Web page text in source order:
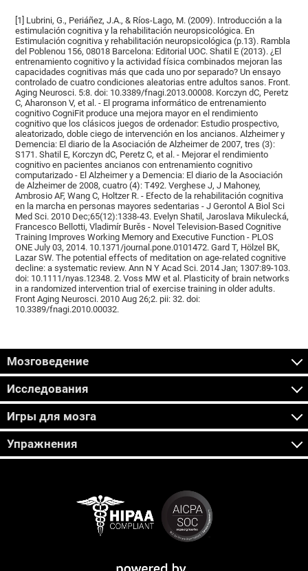
[1] Lubrini, G., Periáñez, J.A., & Ríos-Lago, M. (2009). Introducción a la
estimulación cognitiva y la rehabilitación neuropsicológica. En
Estimulación cognitiva y rehabilitación neuropsicológica (p.13). Rambla
del Poblenou 156, 08018 Barcelona: Editorial UOC. Shatil E (2013). ¿El
entrenamiento cognitivo y la actividad física combinados mejoran las
capacidades cognitivas más que cada uno por separado? Un ensayo
controlado de cuatro condiciones aleatorias entre adultos sanos. Front.
Aging Neurosci. 5:8. doi: 10.3389/fnagi.2013.00008. Korczyn dC, Peretz
C, Aharonson V, et al. - El programa informático de entrenamiento
cognitivo CogniFit produce una mejora mayor en el rendimiento
cognitivo que los clásicos juegos de ordenador: Estudio prospectivo,
aleatorizado, doble ciego de intervención en los ancianos. Alzheimer y
Demencia: El diario de la Asociación de Alzheimer de 2007, tres (3):
S171. Shatil E, Korczyn dC, Peretz C, et al. - Mejorar el rendimiento
cognitivo en pacientes ancianos con entrenamiento cognitivo
computarizado - El Alzheimer y a Demencia: El diario de la Asociación
de Alzheimer de 2008, cuatro (4): T492. Verghese J, J Mahoney,
Ambrosio AF, Wang C, Holtzer R. - Efecto de la rehabilitación cognitiva
en la marcha en personas mayores sedentarias - J Gerontol A Biol Sci
Med Sci. 2010 Dec;65(12):1338-43. Evelyn Shatil, Jaroslava Mikulecká,
Francesco Bellotti, Vladimír Burěs - Novel Television-Based Cognitive
Training Improves Working Memory and Executive Function - PLOS
ONE July 03, 2014. 10.1371/journal.pone.0101472. Gard T, Hölzel BK,
Lazar SW. The potential effects of meditation on age-related cognitive
decline: a systematic review. Ann N Y Acad Sci. 2014 Jan; 1307:89-103.
doi: 10.1111/nyas.12348. 2. Voss MW et al. Plasticity of brain networks
in a randomized intervention trial of exercise training in older adults.
Front Aging Neurosci. 2010 Aug 26;2. pii: 32. doi:
10.3389/fnagi.2010.00032.
Мозговедение
Исследования
Игры для мозга
Упражнения